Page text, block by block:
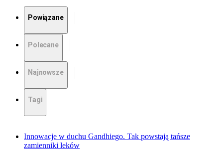
Powiązane
Polecane
Najnowsze
Tagi
Innowacje w duchu Gandhiego. Tak powstają tańsze
zamienniki leków